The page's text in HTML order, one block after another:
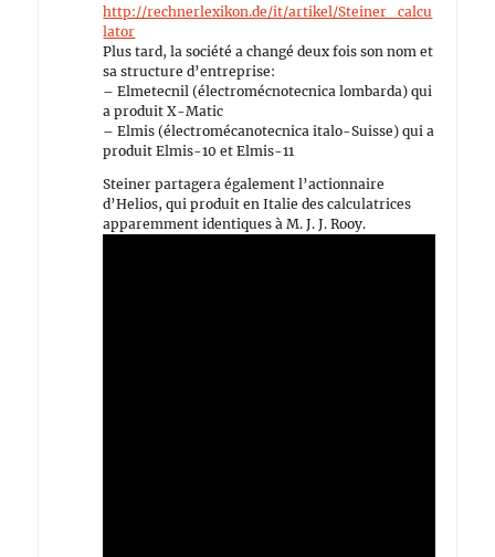
http://rechnerlexikon.de/it/artikel/Steiner_calcu
lator
Plus tard, la société a changé deux fois son nom et
sa structure d’entreprise:
– Elmetecnil (électromécnotecnica lombarda) qui
a produit X-Matic
– Elmis (électromécanotecnica italo-Suisse) qui a
produit Elmis-10 et Elmis-11
Steiner partagera également l’actionnaire
d’Helios, qui produit en Italie des calculatrices
apparemment identiques à M. J. J. Rooy.